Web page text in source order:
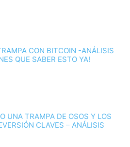
CON BITCOIN -ANÁLISIS
QUE SABER ESTO YA!
UNA TRAMPA DE OSOS Y LOS
CLAVES – ANÁLISIS